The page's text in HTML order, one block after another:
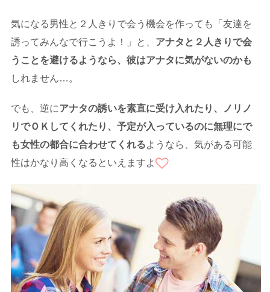
気になる男性と２人きりで会う機会を作っても「友達を
誘ってみんなで行こうよ！」と、 アナタと２人きりで会
うことを避けるようなら、彼はアナタに気がないのかも
しれません…。
でも、逆にアナタの誘いを素直に受け入れたり、ノリノ
リでＯＫしてくれたり、予定が入っているのに無理にで
も女性の都合に合わせてくれるようなら、気がある可能
性はかなり高くなるといえますよ